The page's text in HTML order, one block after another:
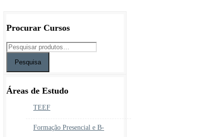
Procurar Cursos
Pesquisa
Áreas de Estudo
TEEF
Formação Presencial e B-